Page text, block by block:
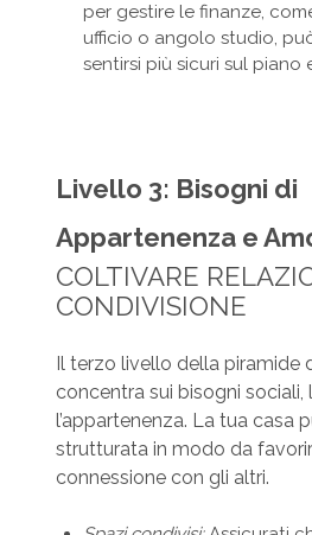
per gestire le finanze,
ufficio o angolo studio,
sentirsi più sicuri sul piano
Livello 3: Bisogni di
Appartenenza e
COLTIVARE
CONDIVISIONE
Il terzo livello della piramide
concentra sui bisogni sociali,
l’appartenenza. La tua casa
strutturata in modo da
connessione con gli altri.